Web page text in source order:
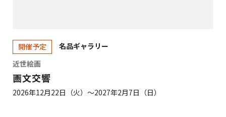
開催予定
名品ギャラリー
近世絵画
画文交響
2026年12月22日（火）～2027年2月7日（日）